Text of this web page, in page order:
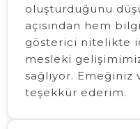
oluşturduğunu
açısından hem
gösterici nitelikte
mesleki
sağlıyor. Emeğiniz
teşekkür ederim.